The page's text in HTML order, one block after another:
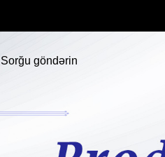
Sorğu göndərin